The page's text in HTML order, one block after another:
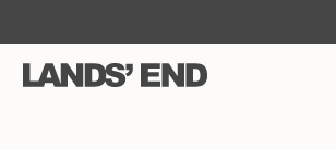
contenu
navigation
barre